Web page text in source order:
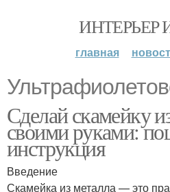
ИНТЕРЬЕР
главная
Сделай скамейку
своими руками:
инструкция
Введение
Скамейка из металла — это